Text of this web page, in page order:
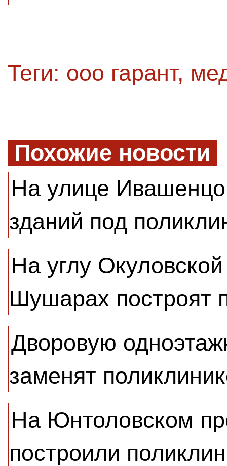
Теги: ооо гарант,
Похожие новости
На улице
зданий под
На углу
Шушарах построят
Дворовую
заменят
На Юнтоловском
построили